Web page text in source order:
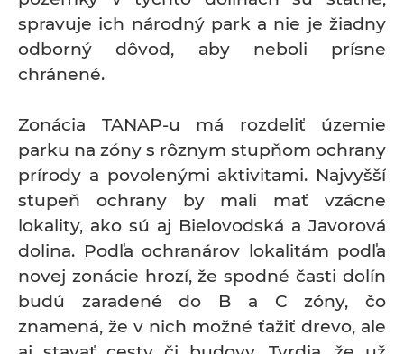
spravuje ich národný park a nie je žiadny
odborný dôvod, aby neboli prísne
chránené.
Zonácia TANAP-u má rozdeliť územie
parku na zóny s rôznym stupňom ochrany
prírody a povolenými aktivitami. Najvyšší
stupeň ochrany by mali mať vzácne
lokality, ako sú aj Bielovodská a Javorová
dolina. Podľa ochranárov lokalitám podľa
novej zonácie hrozí, že spodné časti dolín
budú zaradené do B a C zóny, čo
znamená, že v nich možné ťažiť drevo, ale